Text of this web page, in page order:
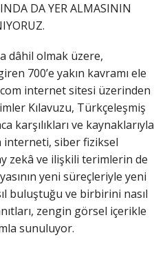
DA YER ALMASININ
dâhil olmak üzere,
700’e yakın kavramı ele
internet sitesi üzerinden
Kılavuzu, Türkçeleşmiş
karşılıkları ve kaynaklarıyla
siber fiziksel
zekâ ve ilişkili terimlerin de
yeni süreçleriyle yeni
buluştuğu ve birbirini nasıl
zengin görsel içerikle
sunuluyor.